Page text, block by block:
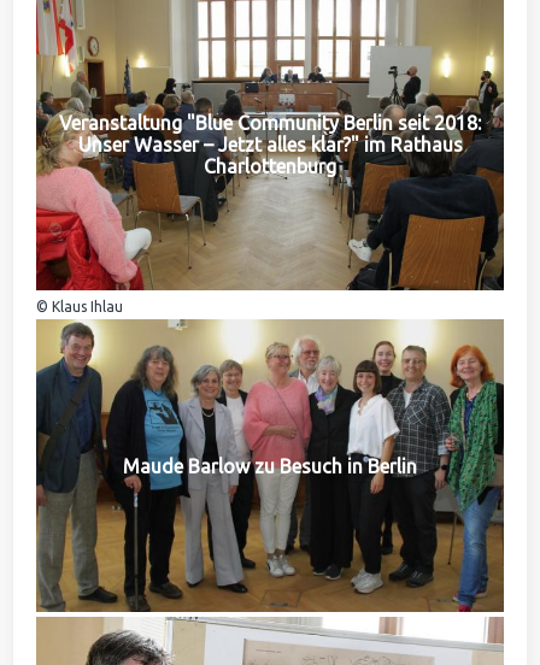
Veranstaltung "Blue Community Berlin seit 2018:
Unser Wasser – Jetzt alles klar?" im Rathaus
Charlottenburg
© Klaus Ihlau
Maude Barlow zu Besuch in Berlin